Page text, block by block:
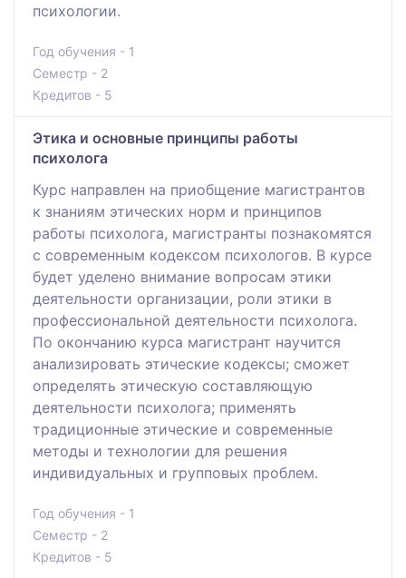
психологии.
Год обучения - 1
Семестр - 2
Кредитов - 5
Этика и основные принципы работы
психолога
Курс направлен на приобщение магистрантов
к знаниям этических норм и принципов
работы психолога, магистранты познакомятся
с современным кодексом психологов. В курсе
будет уделено внимание вопросам этики
деятельности организации, роли этики в
профессиональной деятельности психолога.
По окончанию курса магистрант научится
анализировать этические кодексы; сможет
определять этическую составляющую
деятельности психолога; применять
традиционные этические и современные
методы и технологии для решения
индивидуальных и групповых проблем.
Год обучения - 1
Семестр - 2
Кредитов - 5